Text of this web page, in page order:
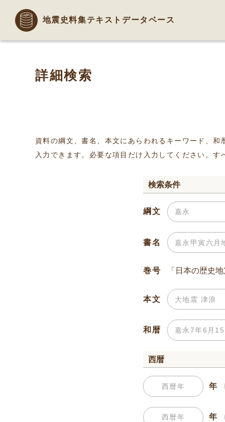
地震史料集テキストデータベース
詳細検索
資料の綱文、書名、本文にあらわれるキーワード、
入力できます。必要な項目だけ入力してください。
検索条件
綱文
書名
巻号
本文
和暦
西暦
年
年